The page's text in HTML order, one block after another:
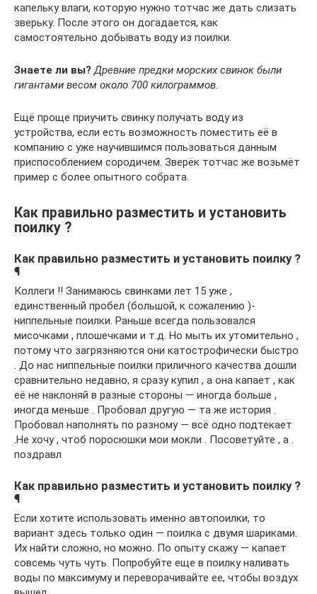
капельку влаги, которую нужно тотчас же дать слизать
зверьку. После этого он догадается, как
самостоятельно добывать воду из поилки.
Знаете ли вы? Древние предки морских свинок были
гигантами весом около 700 килограммов.
Ещё проще приучить свинку получать воду из
устройства, если есть возможность поместить её в
компанию с уже научившимся пользоваться данным
приспособлением сородичем. Зверёк тотчас же возьмёт
пример с более опытного собрата.
Как правильно разместить и установить
поилку ?
Как правильно разместить и установить поилку ?
¶
Коллеги !! Занимаюсь свинками лет 15 уже ,
единственный пробел (большой, к сожалению )-
ниппельные поилки. Раньше всегда пользовался
мисочками , плошечками и т.д. Но мыть их утомительно ,
потому что загрязняются они катострофически быстро
. До нас ниппельные поилки приличного качества дошли
сравнительно недавно, я сразу купил , а она капает , как
её не наклоняй в разные стороны — иногда больше ,
иногда меньше . Пробовал другую — та же история .
Пробовал наполнять по разному — всё одно подтекает
.Не хочу , чтоб поросюшки мои мокли . Посоветуйте , а .
поздравл
Как правильно разместить и установить поилку ?
¶
Если хотите использовать именно автопоилки, то
вариант здесь только один — поилка с двумя шариками.
Их найти сложно, но можно. По опыту скажу — капает
совсемь чуть чуть. Попробуйте еще в поилку наливать
воды по максимуму и переворачивайте ее, чтобы воздух